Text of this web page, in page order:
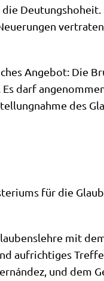
Deu­tungs­ho­heit.
Ange­bot: Die
darf
des
für die
mit
auf­rich­ti­ges
und dem